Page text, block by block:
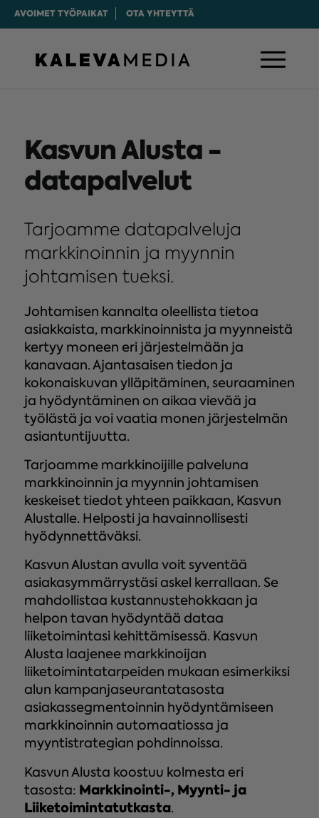
AVOIMET TYÖPAIKAT OTA YHTEYTTÄ
Kasvun Alusta -
datapalvelut
Tarjoamme datapalveluja
markkinoinnin ja myynnin
johtamisen tueksi.
Johtamisen kannalta oleellista tietoa
asiakkaista, markkinoinnista ja myynneistä
kertyy moneen eri järjestelmään ja
kanavaan. Ajantasaisen tiedon ja
kokonaiskuvan ylläpitäminen, seuraaminen
ja hyödyntäminen on aikaa vievää ja
työlästä ja voi vaatia monen järjestelmän
asiantuntijuutta.
Tarjoamme markkinoijille palveluna
markkinoinnin ja myynnin johtamisen
keskeiset tiedot yhteen paikkaan, Kasvun
Alustalle. Helposti ja havainnollisesti
hyödynnettäväksi.
Kasvun Alustan avulla voit syventää
asiakasymmärrystäsi askel kerrallaan. Se
mahdollistaa kustannustehokkaan ja
helpon tavan hyödyntää dataa
liiketoimintasi kehittämisessä. Kasvun
Alusta laajenee markkinoijan
liiketoimintatarpeiden mukaan esimerkiksi
alun kampanjaseurantatasosta
asiakassegmentoinnin hyödyntämiseen
markkinoinnin automaatiossa ja
myyntistrategian pohdinnoissa.
Kasvun Alusta koostuu kolmesta eri
tasosta: Markkinointi-, Myynti- ja
Liiketoimintatutkasta.